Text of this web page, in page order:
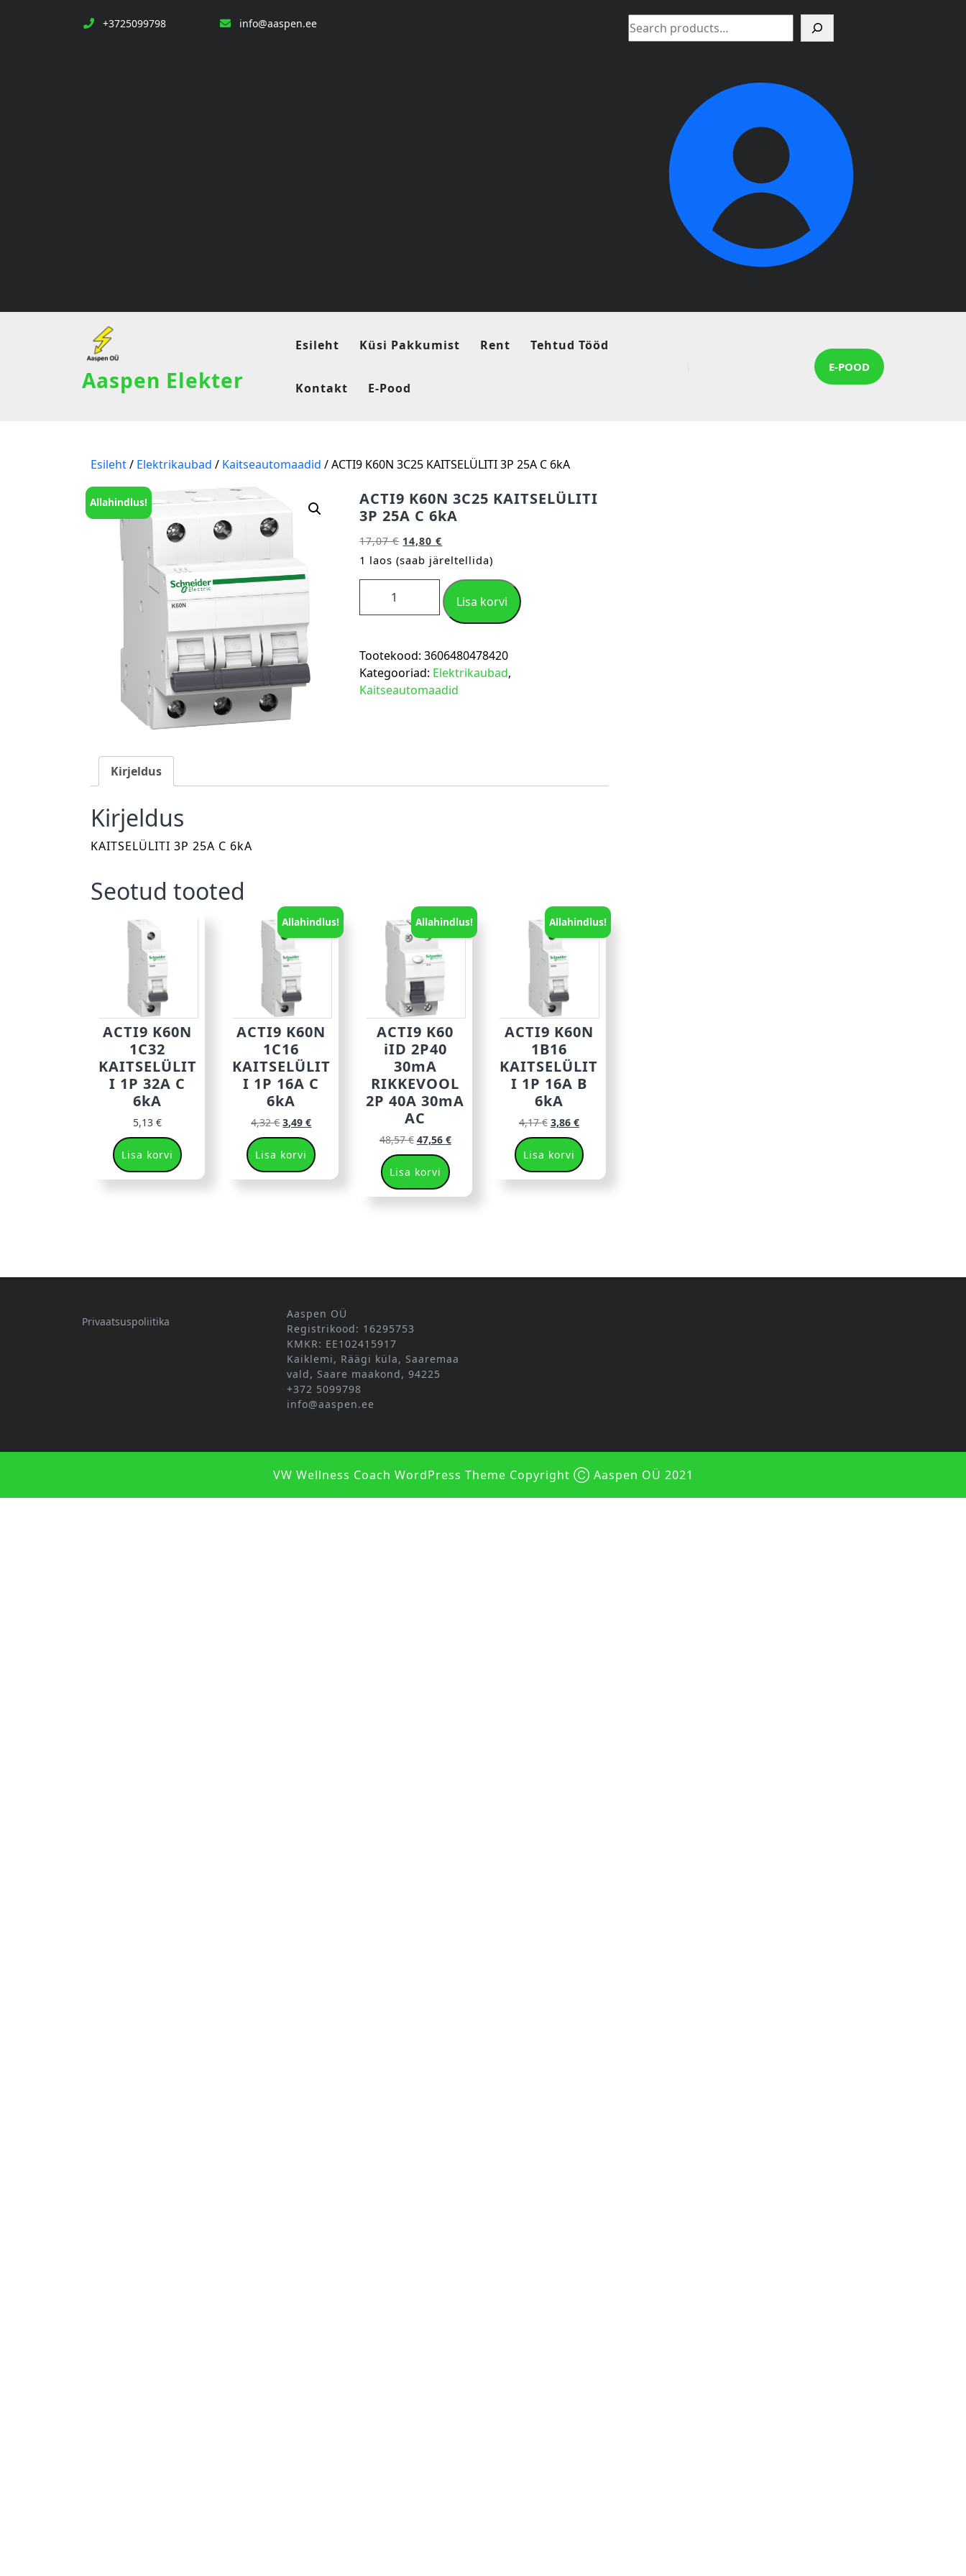
+3725099798 info@aaspen.ee
Aaspen Elekter
Esileht Küsi Pakkumist Rent Tehtud Tööd
Kontakt E-Pood
E-POOD
Esileht/ Elektrikaubad / Kaitseautomaadid / ACTI9 K60N 3C25 KAITSELÜLITI 3P 25A C 6kA
Allahindlus!
ACTI9 K60N 3C25 KAITSELÜLITI
3P 25A C 6kA
17,07€ 14,80€
1 laos (saab järeltellida)
Lisa korvi
Tootekood:3606480478420
Kategooriad: Elektrikaubad,
Kaitseautomaadid
Kirjeldus
Kirjeldus
KAITSELÜLITI 3P 25A C 6kA
Seotud tooted
ACTI9 K60N
1C32
KAITSELÜLIT
I 1P 32A C
6kA
5,13€
Lisa korvi
Allahindlus!
ACTI9 K60N
1C16
KAITSELÜLIT
I 1P 16A C
6kA
4,32€ 3,49€
Lisa korvi
Allahindlus!
ACTI9 K60
iID 2P40
30mA
RIKKEVOOL
2P 40A 30mA
AC
48,57€ 47,56 €
Lisa korvi
Allahindlus!
ACTI9 K60N
1B16
KAITSELÜLIT
I 1P 16A B
6kA
4,17€ 3,86 €
Lisa korvi
Privaatsuspoliitika
Aaspen OÜ
Registrikood: 16295753
KMKR: EE102415917
Kaiklemi, Räägi küla, Saaremaa
vald, Saare maakond, 94225
+372 5099798
info@aaspen.ee
VW Wellness Coach WordPress Theme Copyright Ⓒ Aaspen OÜ 2021